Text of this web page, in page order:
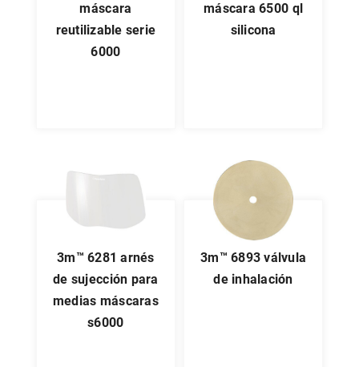
máscara
reutilizable serie
6000
máscara 6500 ql
silicona
3m™ 6281 arnés
de sujección para
medias máscaras
s6000
3m™ 6893 válvula
de inhalación